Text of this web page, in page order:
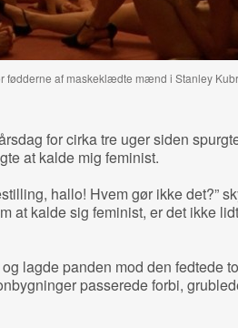
fødderne af maskeklædte mænd i Stanley
for cirka tre uger siden
at kalde mig feminist.
hallo! Hvem gør ikke det?”
at kalde sig feminist, er det ikke lidt
lagde panden mod den fedtede
passerede forbi,